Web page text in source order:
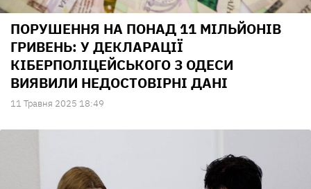
ПОРУШЕННЯ НА ПОНАД 11 МІЛЬЙОНІВ
ГРИВЕНЬ: У ДЕКЛАРАЦІЇ
КІБЕРПОЛІЦЕЙСЬКОГО З ОДЕСИ
ВИЯВИЛИ НЕДОСТОВІРНІ ДАНІ
11 Травня 2025 18:49